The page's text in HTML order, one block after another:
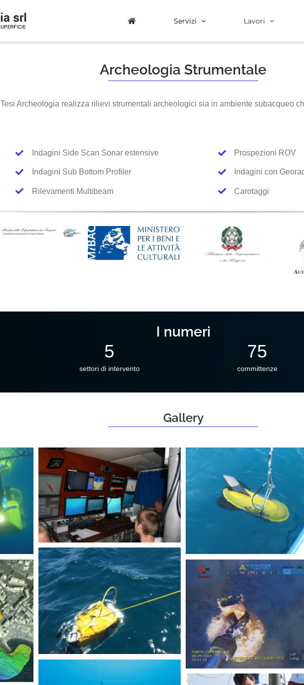
Servizi Lavori
Archeologia Strumentale
Tesi Archeologia realizza rilievi strumentali archeologici sia in ambiente subacqueo
Indagini Side Scan Sonar estensive
Indagini Sub Bottom Profiler
Rilevamenti Multibeam
Prospezioni ROV
Indagini con
Carotaggi
I numeri
5
settori di intervento
75
committenze
Gallery